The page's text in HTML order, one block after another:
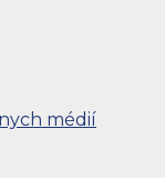
médií